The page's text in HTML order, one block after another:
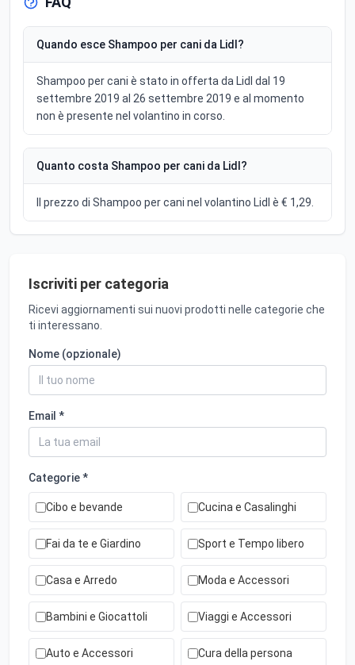
Quando esce Shampoo per cani da Lidl?
Shampoo per cani è stato in offerta da Lidl dal 19
settembre 2019 al 26 settembre 2019 e al momento
non è presente nel volantino in corso.
Quanto costa Shampoo per cani da Lidl?
Il prezzo di Shampoo per cani nel volantino Lidl è € 1,29.
Iscriviti per categoria
Ricevi aggiornamenti sui nuovi prodotti nelle categorie che
ti interessano.
Nome (opzionale)
Email *
Categorie *
Cibo e bevande Cucina e Casalinghi
Fai da te e Giardino Sport e Tempo libero
Casa e Arredo Moda e Accessori
Bambini e Giocattoli Viaggi e Accessori
Auto e Accessori Cura della persona